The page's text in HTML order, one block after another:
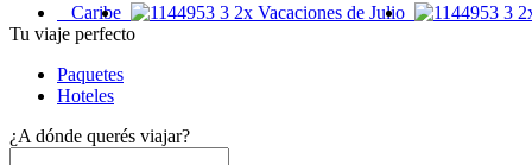
Caribe
Vacaciones de Julio
Tu viaje perfecto
Paquetes
Hoteles
¿A dónde querés viajar?